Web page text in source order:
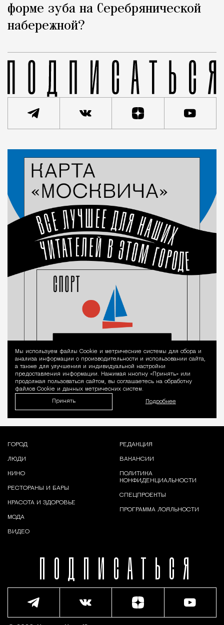
форме зуба на Серебрянической
набережной?
Уведомление
Мы используем файлы Сookie и метрические системы для сбора и
анализа информации о производительности и использовании сайта,
а также для улучшения и индивидуальной настройки
предоставления информации. Нажимая кнопку «Принять» или
продолжая пользоваться сайтом, вы соглашаетесь на обработку
файлов Cookie и данных метрических систем.
Принять Подробнее
ПОДПИСАТЬСЯ
ГОРОД
ЛЮДИ
КИНО
РЕСТОРАНЫ И БАРЫ
КРАСОТА И ЗДОРОВЬЕ
МОДА
ВИДЕО
РЕДАКЦИЯ
ВАКАНСИИ
ПОЛИТИКА
КОНФИДЕНЦИАЛЬНОСТИ
СПЕЦПРОЕКТЫ
ПРОГРАММА ЛОЯЛЬНОСТИ